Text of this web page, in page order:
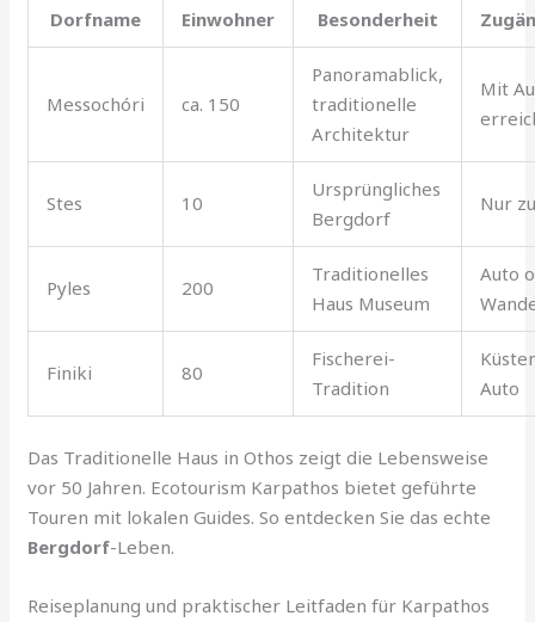
Dorfname
Einwohner Besonderheit
Messochóri ca. 150
Panoramablick,
traditionelle
Architektur
Mit
Stes 10
Ursprüngliches
Bergdorf
Nur
Pyles 200
Traditionelles
Haus Museum
Auto
Finiki 80
Fischerei-
Tradition
Auto
Das Traditionelle Haus in Othos zeigt die Lebensweise
vor 50 Jahren. Ecotourism Karpathos bietet geführte
Touren mit lokalen Guides. So entdecken Sie das echte
Bergdorf-Leben.
Reiseplanung und praktischer Leitfaden für Karpathos